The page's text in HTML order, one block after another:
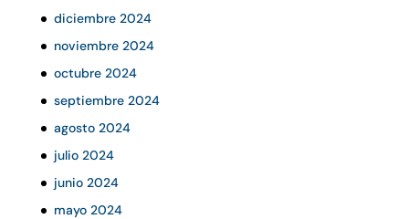
diciembre 2024
noviembre 2024
octubre 2024
septiembre 2024
agosto 2024
julio 2024
junio 2024
mayo 2024